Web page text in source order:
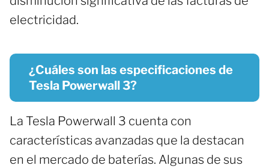
electricidad.
¿Cuáles son las especificaciones de
Tesla Powerwall 3?
La Tesla Powerwall 3 cuenta con
características avanzadas que la destacan
en el mercado de baterías. Algunas de sus